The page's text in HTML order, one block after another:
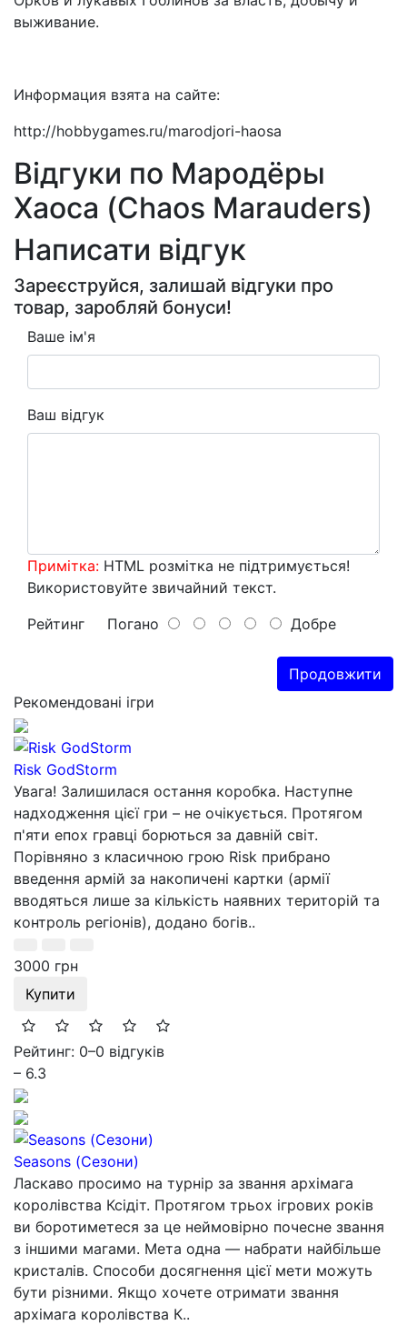
выживание.
Информация взята на сайте:
http://hobbygames.ru/marodjori-haosa
Відгуки по Мародёры
Хаоса (Chaos Marauders)
Написати відгук
Зареєструйся, залишай відгуки про
товар, заробляй бонуси!
Ваше ім'я
Ваш відгук
Примітка: HTML розмітка не підтримується!
Використовуйте звичайний текст.
Рейтинг Погано Добре
Продовжити
Рекомендовані ігри
Risk GodStorm
Увага! Залишилася остання коробка. Наступне
надходження цієї гри – не очікується. Протягом
п'яти епох гравці борються за давній світ.
Порівняно з класичною грою Risk прибрано
введення армій за накопичені картки (армії
вводяться лише за кількість наявних територій та
контроль регіонів), додано богів..
3000 грн
Купити
Рейтинг: 0–0 відгуків
– 6.3
Seasons (Сезони)
Ласкаво просимо на турнір за звання архімага
королівства Ксідіт. Протягом трьох ігрових років
ви боротиметеся за це неймовірно почесне звання
з іншими магами. Мета одна — набрати найбільше
кристалів. Способи досягнення цієї мети можуть
бути різними. Якщо хочете отримати звання
архімага королівства К..